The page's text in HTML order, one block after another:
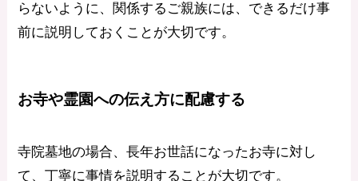
らないように、関係するご親族には、できるだけ事
前に説明しておくことが大切です。
お寺や霊園への伝え方に配慮する
寺院墓地の場合、長年お世話になったお寺に対し
て、丁寧に事情を説明することが大切です。